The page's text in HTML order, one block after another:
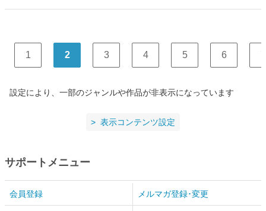
1 2 3 4 5 6 7
設定により、一部のジャンルや作品が非表示になっています
表示コンテンツ設定
サポートメニュー
会員登録 メルマガ登録･変更